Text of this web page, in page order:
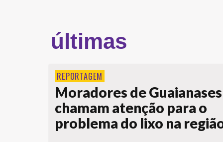
últimas
REPORTAGEM
Moradores de Guaianases
chamam atenção para o
problema do lixo na